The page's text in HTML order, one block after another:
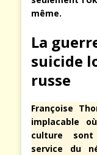
même.
La
suicide
russe
Françoise
implacable
culture
service du